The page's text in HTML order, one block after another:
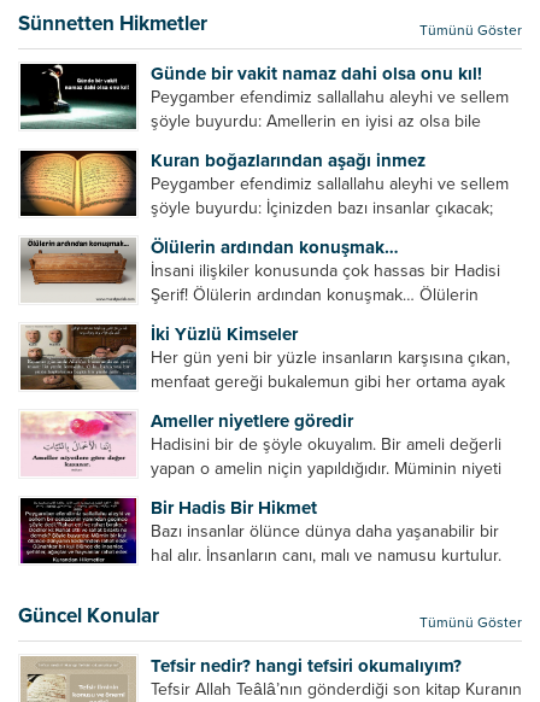
Beynin ön kısmında bulunan bölüme ön bellek
denir. Bu kısım insan vücudunda...
Sünnetten Hikmetler Tümünü Göster
Günde bir vakit namaz dahi olsa onu kıl!
Peygamber efendimiz sallallahu aleyhi ve sellem
şöyle buyurdu: Amellerin en iyisi az olsa bile
bir yere sahiptir. Namaz kul ile Allah arasındaki bir
toplantıdır....
Kuran boğazlarından aşağı inmez
Peygamber efendimiz sallallahu aleyhi ve sellem
şöyle buyurdu: İçinizden bazı insanlar çıkacak;
küçümseyeceksiniz. Onların oruçlarını görünce
kendi oruçlarınızı küçümseyeceksiniz. Onların
amellerini görünce kendi amellerinizi
küçümseyeceksiniz. ...
Ölülerin ardından konuşmak…
İnsani ilişkiler konusunda çok hassas bir Hadisi
Şerif! Ölülerin ardından konuşmak… Ölülerin
küfretmek, sövmek, onların günah ve kusurlarını
zikretmek ölüye zarar vermez, fayda da vermez....
İki Yüzlü Kimseler
Her gün yeni bir yüzle insanların karşısına çıkan,
menfaat gereği bukalemun gibi her ortama ayak
insan grubudur. Müminlerin yanında mümin gibi
duran,...
Ameller niyetlere göredir
Hadisini bir de şöyle okuyalım. Bir ameli değerli
yapan o amelin niçin yapıldığıdır. Müminin niyeti
namazın hiçbir değeri yoktur. Gösteriş için
okunan ezanın hiçbir...
Bir Hadis Bir Hikmet
Bazı insanlar ölünce dünya daha yaşanabilir bir
hal alır. İnsanların canı, malı ve namusu kurtulur.
kurtulur. Ağaçlar onun zulmünden kurtulur....
Güncel Konular Tümünü Göster
Tefsir nedir? hangi tefsiri okumalıyım?
Tefsir Allah Teâlâ’nın gönderdiği son kitap Kuranın